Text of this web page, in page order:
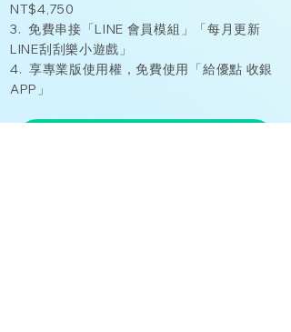
NT$4,750
3. 免費串接「LINE 會員模組」「每月更新
LINE刮刮樂小遊戲」
4. 享專業版使用權，免費使用「給優點 收銀
APP」